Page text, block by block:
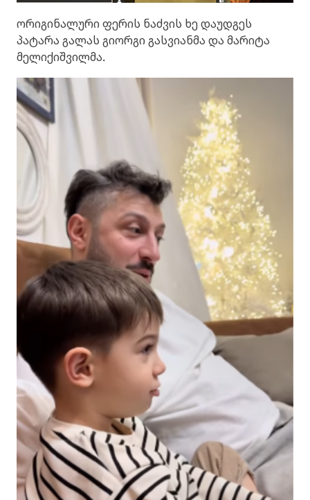
ორიგინალური ფერის ნაძვის ხე დაუდგეს
პატარა გალას გიორგი გასვიანმა და მარიტა
მელიქიშვილმა.